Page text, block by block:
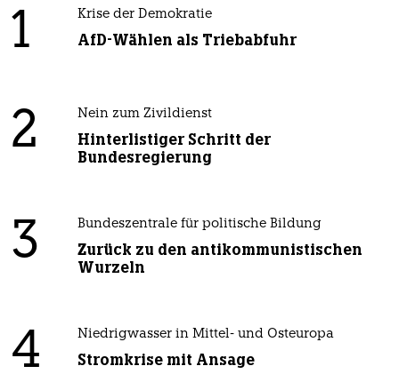
1 Krise der Demokratie
AfD-Wählen als Triebabfuhr
2 Nein zum Zivildienst
Hinterlistiger Schritt der
Bundesregierung
3 Bundeszentrale für politische Bildung
Zurück zu den antikommunistischen
Wurzeln
4 Niedrigwasser in Mittel- und Osteuropa
Stromkrise mit Ansage